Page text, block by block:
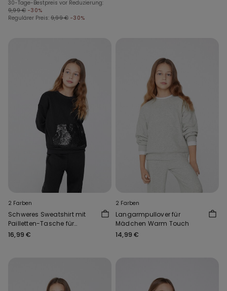
30-Tage-Bestpreis vor Reduzierung:
9,99 € -30%
Regulärer Preis: 9,99 € -30%
2 Farben
Schweres Sweatshirt mit
Pailletten-Tasche für
Mädchen
16,99 €
2 Farben
Langarmpullover für
Mädchen Warm Touch
14,99 €